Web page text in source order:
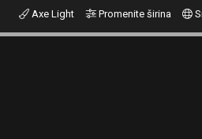
Axe Light Promenite širina